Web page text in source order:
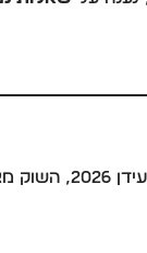
. בעידן